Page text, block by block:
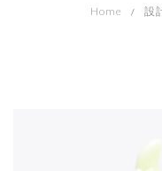
Home 設